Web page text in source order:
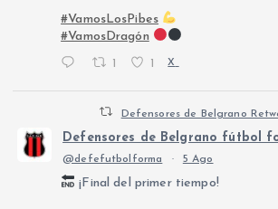
#VamosLosPibes
#VamosDragón
1 1 X
Defensores de Belgrano
Defensores de Belgrano fútbol
@defefutbolforma · 5 Ago
¡Final del primer tiempo!